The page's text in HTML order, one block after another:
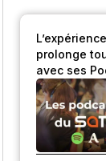
prolonge
avec ses